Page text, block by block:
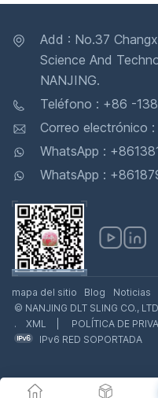
Add : No.37
Science And
NANJING.
Teléfono : +86 -
Correo electrónico
WhatsApp :
WhatsApp :
mapa del sitio Blog
Noticias
© NANJING DLT SLING CO.,
.
XML
POLÍTICA DE
IPv6 RED SOPORTADA